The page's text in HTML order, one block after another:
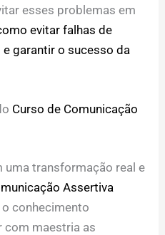
esses problemas em
evitar falhas de
garantir o sucesso da
Curso de Comunicação
uma transformação real e
Assertiva
conhecimento
com maestria as